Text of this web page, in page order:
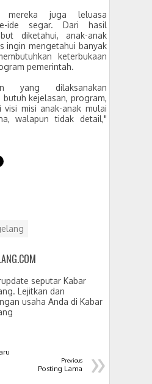
juga leluasa
ide segar. Dari hasil
diketahui, anak-anak
ingin mengetahui banyak
keterbukaan
pemerintah.
yang dilaksanakan
kejelasan, program,
visi misi anak-anak mulai
walapun tidak detail,"
seputar Kabar
Lejitkan dan
usaha Anda di Kabar
»
Previous
Posting Lama